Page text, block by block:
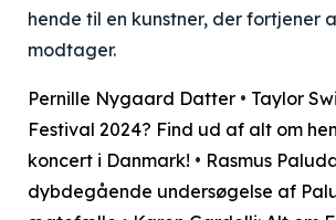
hende til en kunstner, der fortjener
modtager.
Pernille Nygaard Datter • Taylor
Festival 2024? Find ud af alt om
koncert i Danmark! • Rasmus
dybdegående undersøgelse af